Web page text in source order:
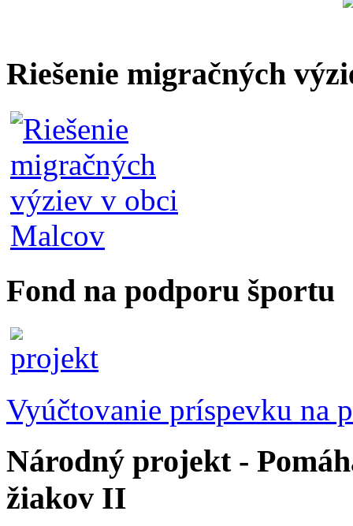
Riešenie migračných
Fond na podporu športu
Vyúčtovanie príspevku na
Národný projekt -
žiakov II